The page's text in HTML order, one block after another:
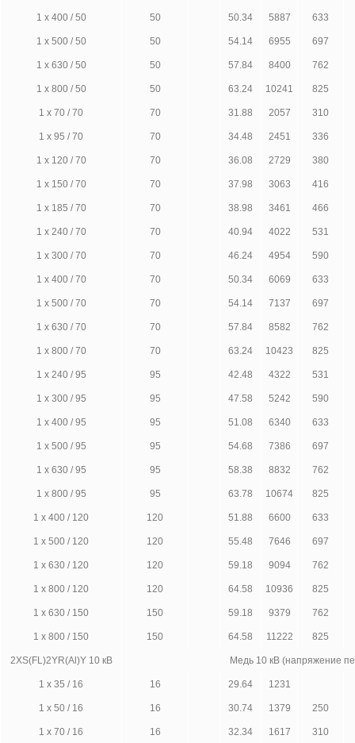
1 х 400 / 50 50 50.34 5887 633
1 х 500 / 50 50 54.14 6955 697
1 х 630 / 50 50 57.84 8400 762
1 х 800 / 50 50 63.24 10241 825
1 х 70 / 70 70 31.88 2057 310
1 х 95 / 70 70 34.48 2451 336
1 х 120 / 70 70 36.08 2729 380
1 х 150 / 70 70 37.98 3063 416
1 х 185 / 70 70 38.98 3461 466
1 х 240 / 70 70 40.94 4022 531
1 х 300 / 70 70 46.24 4954 590
1 х 400 / 70 70 50.34 6069 633
1 х 500 / 70 70 54.14 7137 697
1 х 630 / 70 70 57.84 8582 762
1 х 800 / 70 70 63.24 10423 825
1 х 240 / 95 95 42.48 4322 531
1 х 300 / 95 95 47.58 5242 590
1 х 400 / 95 95 51.08 6340 633
1 х 500 / 95 95 54.68 7386 697
1 х 630 / 95 95 58.38 8832 762
1 х 800 / 95 95 63.78 10674 825
1 х 400 / 120 120 51.88 6600 633
1 х 500 / 120 120 55.48 7646 697
1 х 630 / 120 120 59.18 9094 762
1 х 800 / 120 120 64.58 10936 825
1 х 630 / 150 150 59.18 9379 762
1 х 800 / 150 150 64.58 11222 825
2XS(FL)2YR(Al)Y 10 кВ Медь 10 кВ (напряжение
1 х 35 / 16 16 29.64 1231
1 х 50 / 16 16 30.74 1379 250
1 х 70 / 16 16 32.34 1617 310